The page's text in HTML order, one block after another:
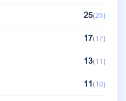
25(25)
17(17)
13(11)
11(10)